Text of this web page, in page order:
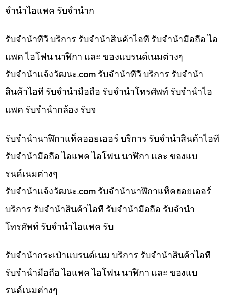
จำนำไอแพค รับจำนำก
รับจำนำทีวี บริการ รับจำนำสินค้าไอที รับจำนำมือถือ ไอ
แพค ไอโฟน นาฬิกา และ ของแบรนด์เนมต่างๆ
รับจํานําแจ้งวัฒนะ.com รับจำนำทีวี บริการ รับจำนำ
สินค้าไอที รับจำนำมือถือ รับจำนำโทรศัพท์ รับจำนำไอ
แพค รับจำนำกล้อง รับจ
รับจำนำนาฬิกาแท็คฮอยเออร์ บริการ รับจำนำสินค้าไอที
รับจำนำมือถือ ไอแพค ไอโฟน นาฬิกา และ ของแบ
รนด์เนมต่างๆ
รับจํานําแจ้งวัฒนะ.com รับจำนำนาฬิกาแท็คฮอยเออร์
บริการ รับจำนำสินค้าไอที รับจำนำมือถือ รับจำนำ
โทรศัพท์ รับจำนำไอแพค รับ
รับจำนำกระเป๋าแบรนด์เนม บริการ รับจำนำสินค้าไอที
รับจำนำมือถือ ไอแพค ไอโฟน นาฬิกา และ ของแบ
รนด์เนมต่างๆ